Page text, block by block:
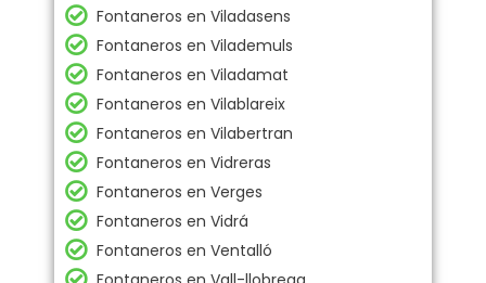
Fontaneros en Viladasens
Fontaneros en Vilademuls
Fontaneros en Viladamat
Fontaneros en Vilablareix
Fontaneros en Vilabertran
Fontaneros en Vidreras
Fontaneros en Verges
Fontaneros en Vidrá
Fontaneros en Ventalló